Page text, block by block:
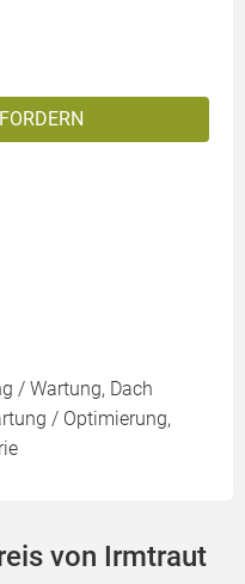
/ Wartung, Dach
/ Optimierung,
von Irmtraut